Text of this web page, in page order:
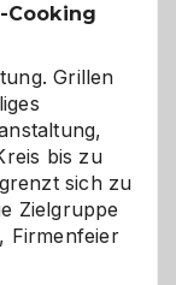
Cooking
Grillen
bis zu
sich zu
Zielgruppe
Firmenfeier